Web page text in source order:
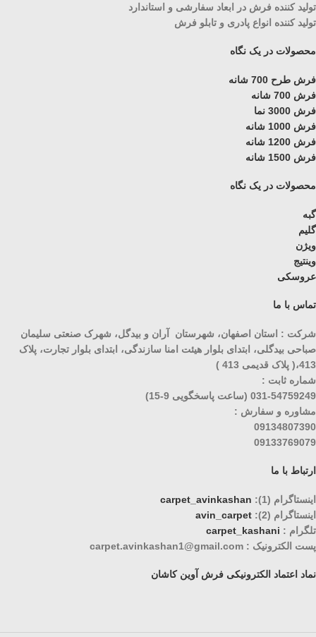
تولید کننده فرش در ابعاد سفارشی و استاندارد
تولید کننده انواع پادری و تابلو فرش
محصولات در یک نگاه
فرش طرح 700 شانه
فرش 700 شانه
فرش 3000 نما
فرش 1000 شانه
فرش 1200 شانه
فرش 1500 شانه
محصولات در یک نگاه
گبه
گلیم
ویژن
وینتیج
عروسکی
تماس با ما
شرکت : استان اصفهان، شهرستان آران و بیدگل، شهرک صنعتی سلیمان
صباحی بیدگلی، ابتدای بلوار هیئت امنا سازندگی، ابتدای بلوار تجارت، پلاک
413،( پلاک قدیمی 413 )
شماره ثابت :
031-54759249 (ساعت پاسخگویی 9-15)
مشاوره و سفارش :
09134807390
09133769079
ارتباط با ما
اینستاگرام (1):
carpet_avinkashan
اینستاگرام (2):
avin_carpet
تلگرام : carpet_kashani
پست الکترونیک : carpet.avinkashan1@gmail.com
نماد اعتماد الکترونیکی فرش آوین کاشان